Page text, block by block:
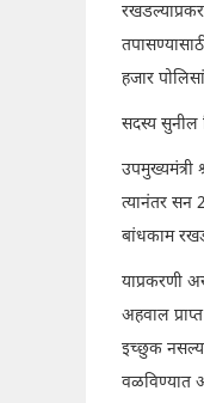
हजार
सदस्य सुनील
उपमुख्यमंत्री
त्यानंतर सन
बांधकाम
याप्रकरणी
अहवाल
इच्छुक
वळविण्यात